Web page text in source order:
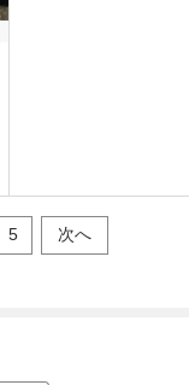
5 次へ